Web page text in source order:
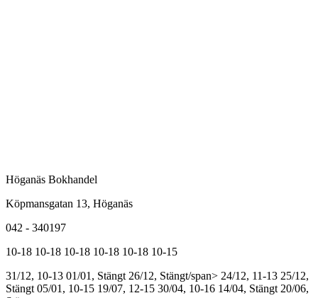
Höganäs Bokhandel
Köpmansgatan 13, Höganäs
042 - 340197
10-18 10-18 10-18 10-18 10-18 10-15
31/12, 10-13 01/01, Stängt 26/12, Stängt/span> 24/12, 11-13 25/12,
Stängt 05/01, 10-15 19/07, 12-15 30/04, 10-16 14/04, Stängt 20/06,